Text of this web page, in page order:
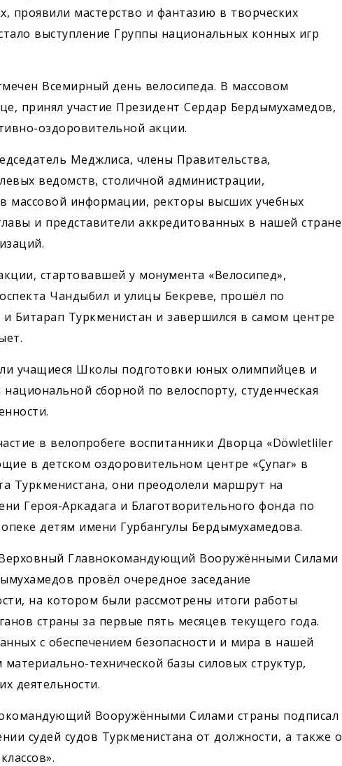
проявили мастерство и фантазию в творческих
выступление Группы национальных конных игр
Всемирный день велосипеда. В массовом
принял участие Президент Сердар Бердымухамедов,
оздоровительной акции.
Меджлиса, члены Правительства,
ведомств, столичной администрации,
массовой информации, ректоры высших учебных
и представители аккредитованных в нашей стране
стартовавшей у монумента «Велосипед»,
Чандыбил и улицы Бекреве, прошёл по
Битарап Туркменистан и завершился в самом центре
учащиеся Школы подготовки юных олимпийцев и
сборной по велоспорту, студенческая
в велопробеге воспитанники Дворца «Döwletliler
в детском оздоровительном центре «Çynar» в
Туркменистана, они преодолели маршрут на
Героя-Аркадага и Благотворительного фонда по
детям имени Гурбангулы Бердымухамедова.
Главнокомандующий Воо­ружёнными Силами
провёл очередное заседание
на котором были рассмотрены итоги работы
страны за первые пять месяцев текущего года.
с обеспечением безопасности и мира в нашей
технической базы силовых структур,
деятельности.
Вооружёнными Силами страны подписал
судей судов Туркменистана от должности, а также о